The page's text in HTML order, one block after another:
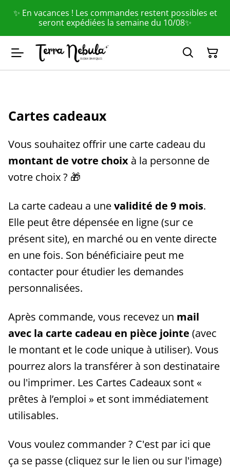
✨ En vacances ! Les commandes restent possibles et
seront expédiées la semaine du 10/08✨
Cartes cadeaux
Vous souhaitez offrir une carte cadeau du
montant de votre choix à la personne de
votre choix ? 🎁
La carte cadeau a unevalidité de 9 mois.
Elle peut être dépensée en ligne (sur ce
présent site), en marché ou en vente directe
en une fois. Son bénéficiaire peut me
contacter pour étudier les demandes
personnalisées.
Après commande, vous recevez un mail
avec la carte cadeau en pièce jointe (avec
le montant et le code unique à utiliser). Vous
pourrez alors la transférer à son destinataire
ou l'imprimer. Les Cartes Cadeaux sont «
prêtes à l’emploi » et sont immédiatement
utilisables.
Vous voulez commander ? C'est par ici que
ça se passe (cliquez sur le lien ou sur l'image)